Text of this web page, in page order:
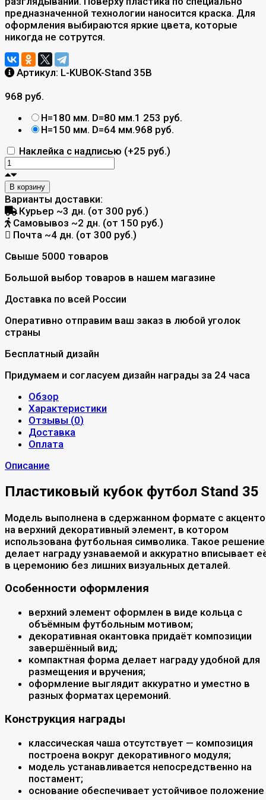
предназначенной технологии наносится краска. Для
оформления выбираются яркие цвета, которые
никогда не сотрутся.
Артикул: L-KUBOK-Stand 35B
968 руб.
H=180 мм. D=80 мм.1 253 руб.
H=150 мм. D=64 мм.968 руб.
Наклейка с надписью (+25 руб.)
В корзину
Варианты доставки:
Курьер ~3 дн. (от 300 руб.)
Самовывоз ~2 дн. (от 150 руб.)
Почта ~4 дн. (от 300 руб.)
Свыше 5000 товаров
Большой выбор товаров в нашем магазине
Доставка по всей России
Оперативно отправим ваш заказ в любой уголок
страны
Бесплатный дизайн
Придумаем и согласуем дизайн награды за 24 часа
Обзор
Характеристики
Отзывы (0)
Доставка
Оплата
Описание
Пластиковый кубок футбол Stand 35
Модель выполнена в сдержанном формате с
на верхний декоративный элемент, в котором
использована футбольная символика. Такое решение
делает награду узнаваемой и аккуратно вписывает
в церемонию без лишних визуальных деталей.
Особенности оформления
верхний элемент оформлен в виде кольца с
объёмным футбольным мотивом;
декоративная окантовка придаёт композиции
завершённый вид;
компактная форма делает награду удобной для
размещения и вручения;
оформление выглядит аккуратно и уместно в
разных форматах церемоний.
Конструкция награды
классическая чаша отсутствует — композиция
построена вокруг декоративного модуля;
модель устанавливается непосредственно на
постамент;
основание обеспечивает устойчивое положение